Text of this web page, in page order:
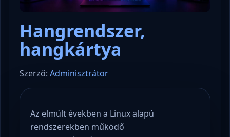
Hangrendszer,
hangkártya
Szerző: Adminisztrátor
Az elmúlt években a Linux alapú
rendszerekben működő